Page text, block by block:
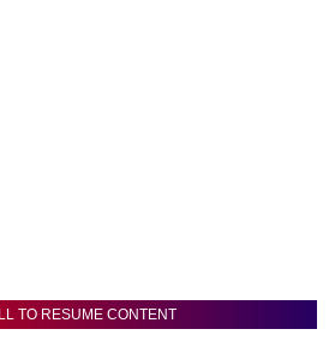
TO RESUME CONTENT